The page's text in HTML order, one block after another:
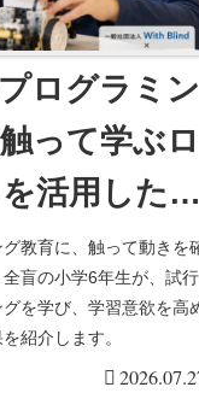
ログラミン
って学ぶロ
活用した全
の挑戦と学
教育に、触って動きを
盲の小学6年生が、試行
を学び、学習意欲を高
紹介します。